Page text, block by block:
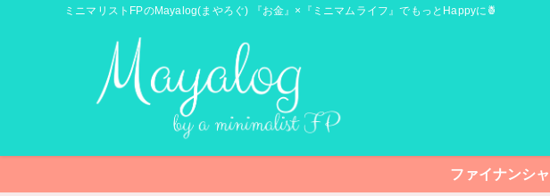
ミニマリストFPのMayalog(まやろぐ) 『お金』×『ミニマムライフ』でもっとHappyに🍍
ファイナンシ